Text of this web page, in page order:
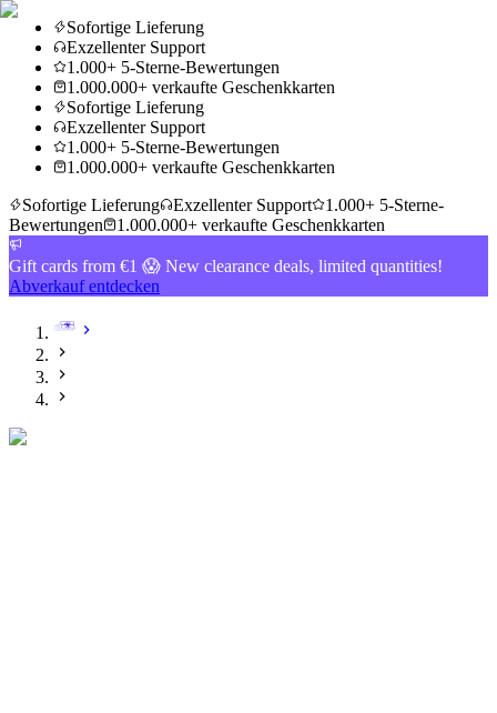
Sofortige Lieferung
Exzellenter Support
1.000+ 5-Sterne-Bewertungen
1.000.000+ verkaufte Geschenkkarten
Sofortige Lieferung
Exzellenter Support
1.000+ 5-Sterne-Bewertungen
1.000.000+ verkaufte Geschenkkarten
Sofortige Lieferung
Exzellenter Support
1.000+ 5-Sterne-
Bewertungen
1.000.000+ verkaufte Geschenkkarten
Gift cards from €1 😱 New clearance deals, limited quantities!
Abverkauf entdecken